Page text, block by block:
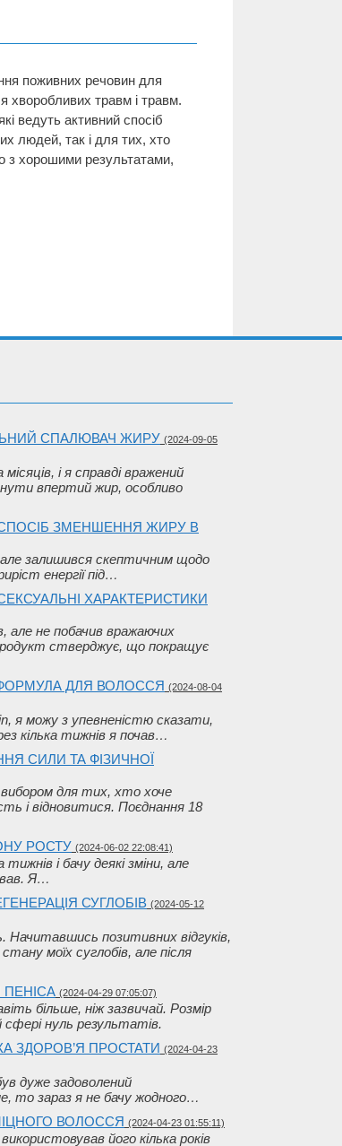
поживних речовин для
хворобливих травм і травм.
ведуть активний спосіб
людей, так і для тих, хто
з хорошими результатами,
СПАЛЮВАЧ ЖИРУ (2024-09-05
і я справді вражений
впертий жир, особливо
СПОСІБ ЗМЕНШЕННЯ ЖИРУ В
залишився скептичним щодо
енергії під…
ХАРАКТЕРИСТИКИ
але не побачив вражаючих
стверджує, що покращує
ФОРМУЛА ДЛЯ ВОЛОССЯ (2024-08-04
я можу з упевненістю сказати,
кілька тижнів я почав…
СИЛИ ТА ФІЗИЧНОЇ
для тих, хто хоче
і відновитися. Поєднання 18
РОСТУ (2024-06-02 22:08:41)
і бачу деякі зміни, але
Я…
СУГЛОБІВ (2024-05-12
Начитавшись позитивних відгуків,
моїх суглобів, але після
ПЕНІСА (2024-04-29 07:05:07)
більше, ніж зазвичай. Розмір
сфері нуль результатів.
ЗДОРОВ’Я ПРОСТАТИ (2024-04-23
дуже задоволений
то зараз я не бачу жодного…
ВОЛОССЯ (2024-04-23 01:55:11)
його кілька років